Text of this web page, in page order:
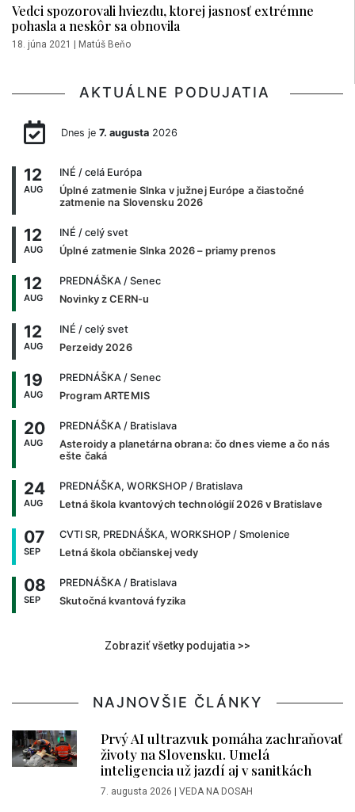
Vedci spozorovali hviezdu, ktorej jasnosť extrémne
pohasla a neskôr sa obnovila
18. júna 2021 Matúš Beňo
AKTUÁLNE PODUJATIA
Dnes je 7. augusta2026
12
AUG
INÉ / celá Európa
Úplné zatmenie Slnka v južnej Európe a čiastočné
zatmenie na Slovensku 2026
12
AUG
INÉ / celý svet
Úplné zatmenie Slnka 2026 – priamy prenos
12
AUG
PREDNÁŠKA / Senec
Novinky z CERN-u
12
AUG
INÉ / celý svet
Perzeidy 2026
19
AUG
PREDNÁŠKA / Senec
Program ARTEMIS
20
AUG
PREDNÁŠKA / Bratislava
Asteroidy a planetárna obrana: čo dnes vieme a čo nás
ešte čaká
24
AUG
PREDNÁŠKA, WORKSHOP / Bratislava
Letná škola kvantových technológií 2026 v Bratislave
07
SEP
CVTI SR, PREDNÁŠKA, WORKSHOP / Smolenice
Letná škola občianskej vedy
08
SEP
PREDNÁŠKA / Bratislava
Skutočná kvantová fyzika
Zobraziť všetky podujatia >>
NAJNOVŠIE ČLÁNKY
Prvý AI ultrazvuk pomáha zachraňovať
životy na Slovensku. Umelá
inteligencia už jazdí aj v sanitkách
7. augusta 2026 | VEDA NA DOSAH